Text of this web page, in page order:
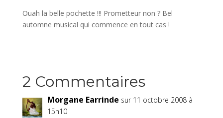
Ouah la belle pochette !!! Prometteur non ? Bel
automne musical qui commence en tout cas !
2 Commentaires
Morgane Earrinde sur 11 octobre 2008 à
15h10